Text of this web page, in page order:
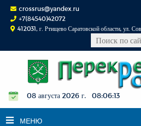
crossrus@yandex.ru
+7(84540)42072
412031, г. Ртищево Саратовской области, ул.
08 августа 2026 г. 08:06:14
МЕНЮ